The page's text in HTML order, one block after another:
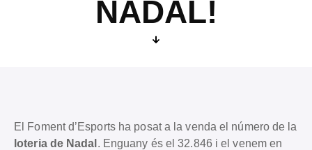
NADAL!
El Foment d’Esports ha posat a la venda el número de la
loteria de Nadal . Enguany és el 32.846 i el venem en